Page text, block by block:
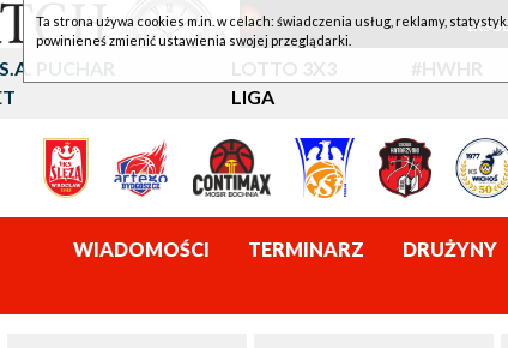
1KS
PUCHAR
LOTTO 3X3
LIGA
#HWHR
WIADOMOŚCI TERMINARZ DRUŻYNY
Ta strona używa cookies m.in. w celach: świadczenia usług, reklamy,
powinieneś zmienić ustawienia swojej przeglądarki.